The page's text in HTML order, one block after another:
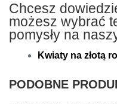
Chcesz
możesz wybrać
pomysły na
Kwiaty na złotą
PODOBNE